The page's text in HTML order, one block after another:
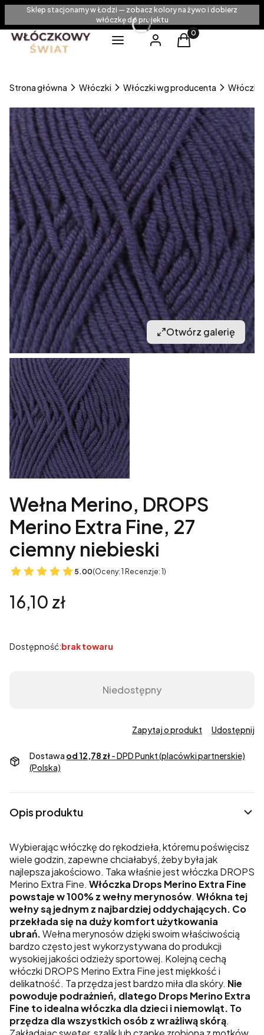
Sklep stacjonarny w Łodzi — zobacz kolory na żywo i dobierz
włóczkę do projektu
Menu
Zaloguj sięProdukty w
Koszyk
Strona główna Włóczki Włóczki wg producenta Włóczki
Otwórz galerię
Wełna Merino, DROPS
Merino Extra Fine, 27
ciemny niebieski
5.00(Oceny: 1 Recenzje: 1)
Cena
16,10 zł
Dostępność:brak towaru
Niedostępny
Zapytaj o produkt Udostępnij
Dostawa od 12,78 zł- DPD Punkt (placówki partnerskie)
(Polska)
Opis produktu
Wybierając włóczkę do rękodzieła, któremu poświęcisz
wiele godzin, zapewne chciałabyś, żeby była jak
najlepsza jakościowo. Taka właśnie jest włóczka DROPS
Merino Extra Fine. Włóczka Drops Merino Extra Fine
powstaje w 100% z wełny merynosów. Włókna tej
wełny są jednym z najbardziej oddychających. Co
przekłada się na duży komfort użytkowania
ubrań.Wełna merynosów dzięki swoim właściwością
bardzo często jest wykorzystywana do produkcji
wysokiej jakości odzieży sportowej. Kolejną cechą
włóczki DROPS Merino Extra Fine jest miękkość i
delikatność. Ta przędza jest bardzo miła dla skóry. Nie
powoduje podrażnień, dlatego Drops Merino Extra
Fine to idealna włóczka dla dzieci i niemowląt. To
przędza dla wszystkich osób z wrażliwą skórą.